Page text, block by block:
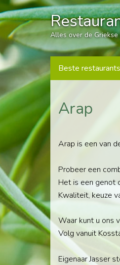
Alles over de Griekse
Beste
Arap
Arap is een van
Probeer een
Het is een genot
Kwaliteit, keuze
Waar kunt u ons
Volg vanuit
Eigenaar Jasser